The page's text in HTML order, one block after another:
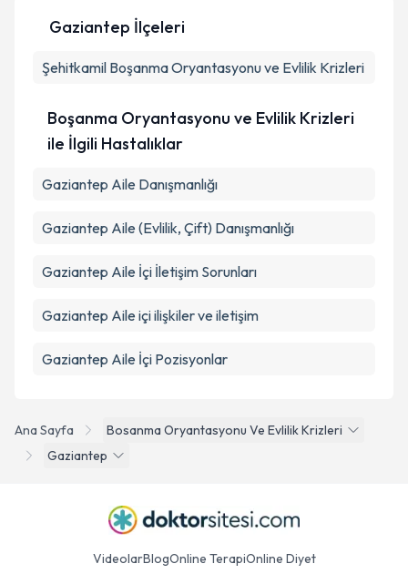
Ana Sayfa
Bosanma Oryantasyonu Ve Evlilik Krizleri
Gaziantep
Gaziantep İlçeleri
Şehitkamil Boşanma Oryantasyonu ve Evlilik Krizleri
Boşanma Oryantasyonu ve Evlilik Krizleri
ile İlgili Hastalıklar
Gaziantep Aile Danışmanlığı
Gaziantep Aile (Evlilik, Çift) Danışmanlığı
Gaziantep Aile İçi İletişim Sorunları
Gaziantep Aile içi ilişkiler ve iletişim
Gaziantep Aile İçi Pozisyonlar
VideolarBlogOnline TerapiOnline Diyet